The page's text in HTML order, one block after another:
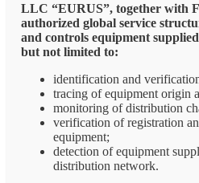
LLC “EURUS”, together with
authorized global service
and controls equipment
but not limited to:
identification and
tracing of equipment origin
monitoring of distribution
verification of registration
equipment;
detection of equipment
distribution network.